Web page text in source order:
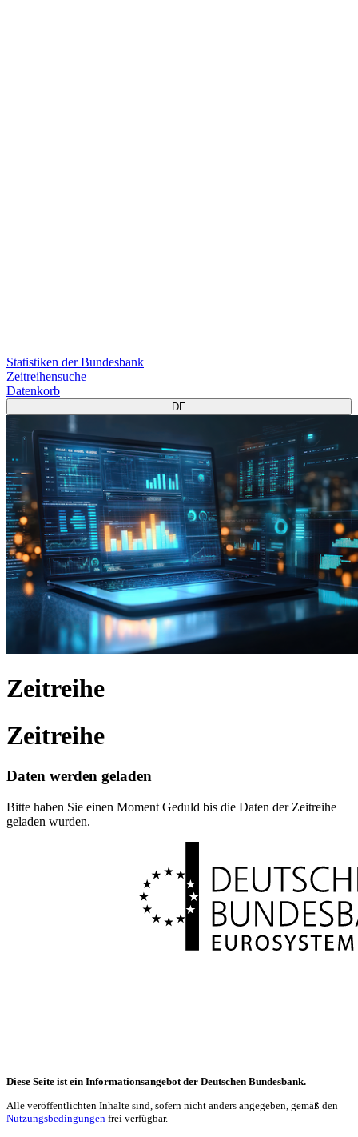
Statistiken der Bundesbank
Zeitreihensuche
Datenkorb
DE
Zeitreihe
Zeitreihe
Daten werden geladen
Bitte haben Sie einen Moment Geduld bis die Daten der Zeitreihe
geladen wurden.
Diese Seite ist ein Informationsangebot der Deutschen Bundesbank.
Alle veröffentlichten Inhalte sind, sofern nicht anders angegeben, gemäß den
Nutzungsbedingungen frei verfügbar.